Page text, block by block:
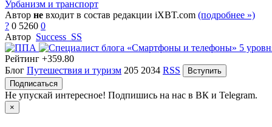
Тканевое расширение позволяет организовать спальное место
даже в кузовах длиной 1,5 метра. Высота палатки в поднятом
состоянии достаточна для размещения походных стульев.
Планируемая масса серийного изделия составит 36-45
килограммов.